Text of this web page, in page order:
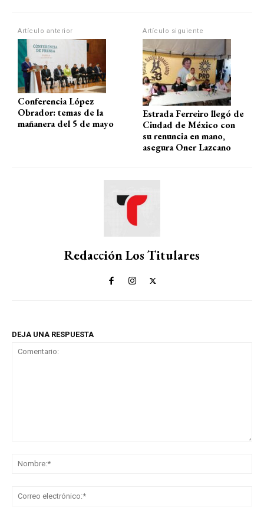
p
k
Artículo anterior
Conferencia López
Obrador: temas de la
mañanera del 5 de mayo
Artículo siguiente
Estrada Ferreiro llegó de
Ciudad de México con
su renuncia en mano,
asegura Oner Lazcano
Redacción Los Titulares
DEJA UNA RESPUESTA